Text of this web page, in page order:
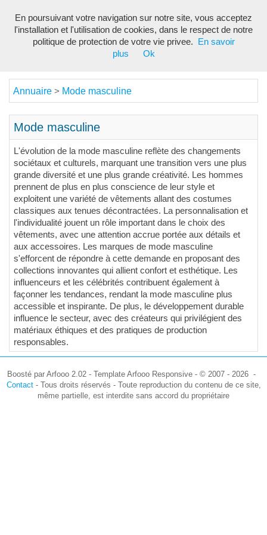
Annuaire > Mode masculine
Mode masculine
L'évolution de la mode masculine reflète des changements
sociétaux et culturels, marquant une transition vers une plus
grande diversité et une plus grande créativité. Les hommes
prennent de plus en plus conscience de leur style et
exploitent une variété de vêtements allant des costumes
classiques aux tenues décontractées. La personnalisation et
l'individualité jouent un rôle important dans le choix des
vêtements, avec une attention accrue portée aux détails et
aux accessoires. Les marques de mode masculine
s'efforcent de répondre à cette demande en proposant des
collections innovantes qui allient confort et esthétique. Les
influenceurs et les célébrités contribuent également à
façonner les tendances, rendant la mode masculine plus
accessible et inspirante. De plus, le développement durable
influence le secteur, avec des créateurs qui privilégient des
matériaux éthiques et des pratiques de production
responsables.
Boosté par Arfooo 2.02 - Template Arfooo Responsive - © 2007 - 2026 -
Contact- Tous droits réservés - Toute reproduction du contenu de ce site,
même partielle, est interdite sans accord du propriétaire
En poursuivant votre navigation sur notre site, vous acceptez
l'installation et l'utilisation de cookies, dans le respect de notre
politique de protection de votre vie privee.
En savoir
plus
Ok